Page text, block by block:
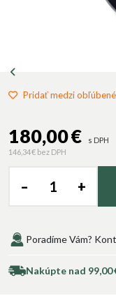
Pridať medzi obľúbené
180,00 €
s DPH
146,34 € bez DPH
– +
Poradíme Vám?
Nakúpte nad 99,00